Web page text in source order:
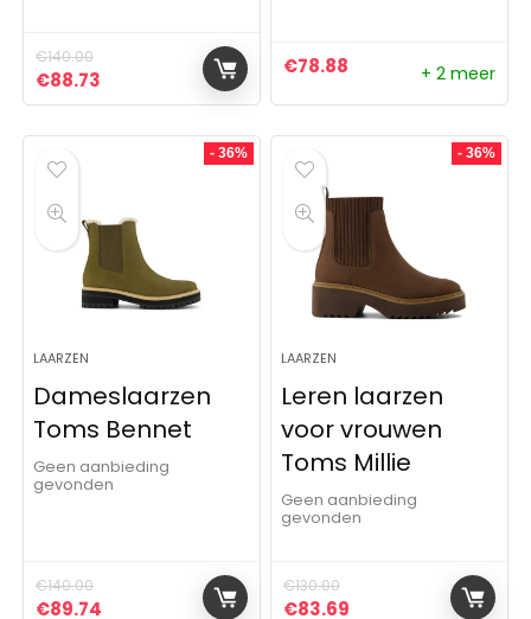
€140.00
Oorspronkelijke prijs was: €140.00.
€88.73 Huidige prijs is: €88.73.
€78.88 + 2 meer
- 36%
LAARZEN
Dameslaarzen
Toms Bennet
Geen aanbieding
gevonden
€140.00
Oorspronkelijke prijs was: €140.00.
€89.74 Huidige prijs is: €89.74.
- 36%
LAARZEN
Leren laarzen
voor vrouwen
Toms Millie
Geen aanbieding
gevonden
€130.00
Oorspronkelijke prijs was:
€83.69 Huidige prijs is: